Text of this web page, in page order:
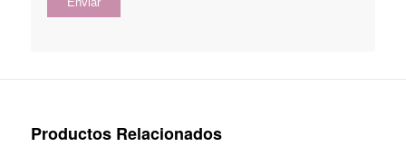
Productos Relacionados